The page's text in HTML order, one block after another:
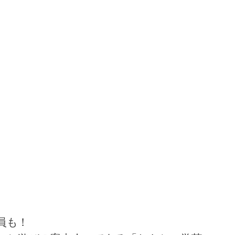
！